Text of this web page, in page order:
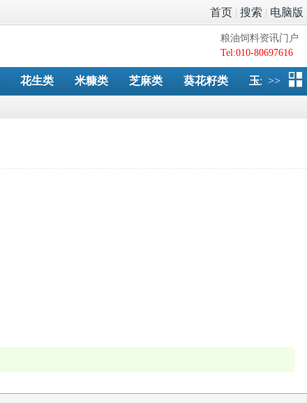
首页 | 搜索 | 电脑版
粮油饲料资讯门户
Tel:010-80697616
花生类 米糠类 芝麻类 葵花籽类 玉米油粕
>>